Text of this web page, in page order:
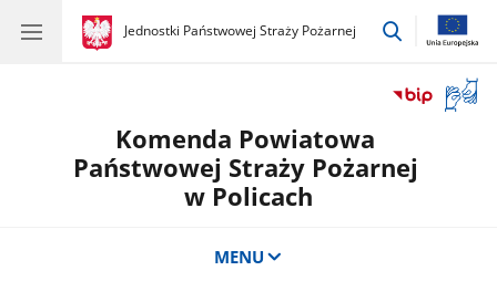
gov.pl
Jednostki Państwowej Straży Pożarnej
gov.pl
Jednostki
przejdź
okno
Komenda Powiatowa
Państwowej Straży Pożarnej
w Policach
MENU